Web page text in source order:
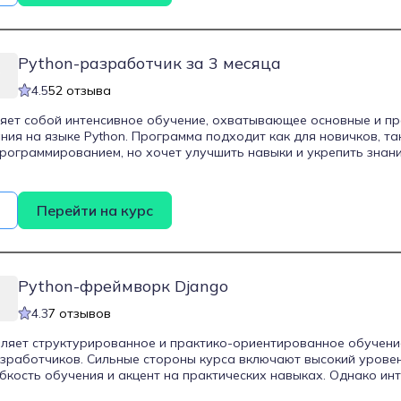
в трудоустройстве, включая гарантированные
Python-разработчик за 3 месяца
4.552 отзыва
собой интенсивное обучение, охватывающее основные и
на языке Python. Программа подходит как для новичков,
но хочет улучшить навыки и укрепить
процессов, основы аналитики и машинного обучения. Курс
востребованные навыки, начать карьеру в IT или сделать
с программированием и анализом данных. Учащиеся
собственных проектов и практических навыков, что
Перейти на курс
Python-фреймворк Django
4.37 отзывов
структурированное и практико-ориентированное
Сильные стороны курса включают высокий
обучения и акцент на практических навыках. Однако